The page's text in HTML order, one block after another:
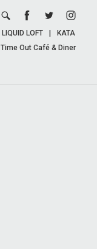
LIQUID LOFT
KATA
Time Out Café & Diner